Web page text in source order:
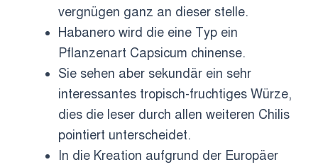
vergnügen ganz an dieser stelle.
Habanero wird die eine Typ ein
Pflanzenart Capsicum chinense.
Sie sehen aber sekundär ein sehr
interessantes tropisch-fruchtiges Würze,
dies die leser durch allen weiteren Chilis
pointiert unterscheidet.
In die Kreation aufgrund der Europäer